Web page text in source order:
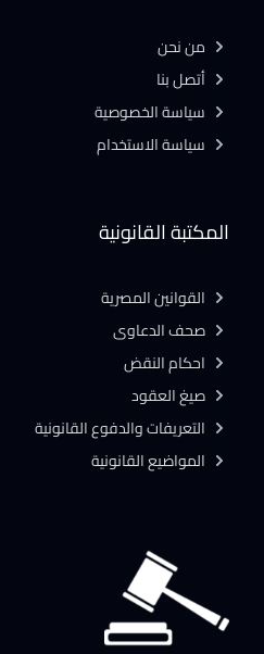
المكتبة القانونية
القوانين المصرية
صحف الدعاوى
احكام النقض
صيغ العقود
التعريفات والدفوع القانونية
المواضيع القانونية
من نحن
أتصل بنا
سياسة الخصوصية
سياسة الاستخدام